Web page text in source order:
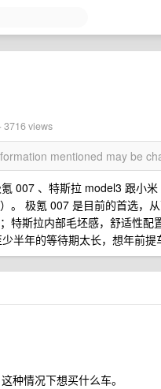
3716 views
mentioned may be
007 、特斯拉 model3 跟小
。 极氪 007 是目前的首选，
特斯拉内部毛坯感，舒适性
半年的等待期太长，想年前提
种情况下想买什么车。